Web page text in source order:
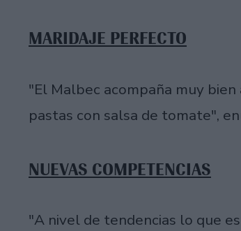
MARIDAJE PERFECTO
"El Malbec acompaña muy
pastas con salsa de tomate",
NUEVAS COMPETENCIAS
"A nivel de tendencias lo que